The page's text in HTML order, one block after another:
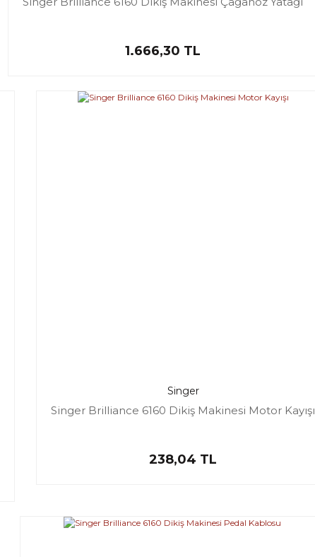
1.666,30 TL
Singer
Singer Brilliance 6160 Dikiş Makinesi Motor Kayışı
238,04 TL